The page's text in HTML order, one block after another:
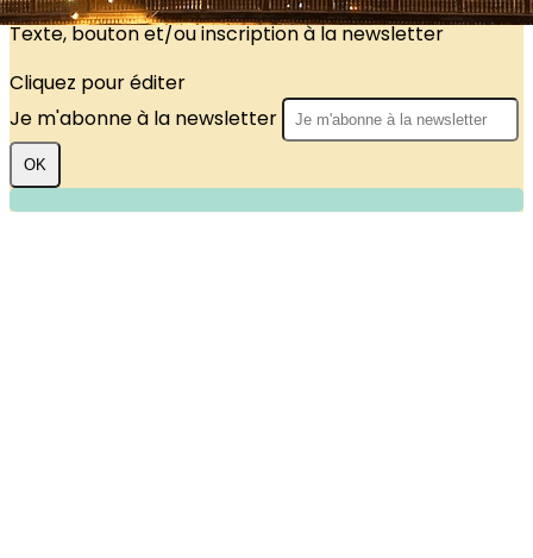
Texte, bouton et/ou inscription à la newsletter
Cliquez pour éditer
Je m'abonne à la newsletter
OK